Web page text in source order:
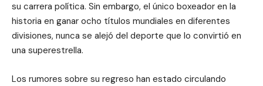
su carrera política. Sin embargo, el único boxeador en la
historia en ganar ocho títulos mundiales en diferentes
divisiones, nunca se alejó del deporte que lo convirtió en
una superestrella.
Los rumores sobre su regreso han estado circulando